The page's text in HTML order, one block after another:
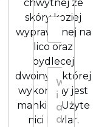
chwytnej ze
skóry koziej
wyprawianej na
lico oraz
bydlecej
dwoiny, z której
wykonany jest
mankiet. Użyte
nici Kevlar.
m
i
r
*
I
l
o
ś
ć
*
W
i
d
o